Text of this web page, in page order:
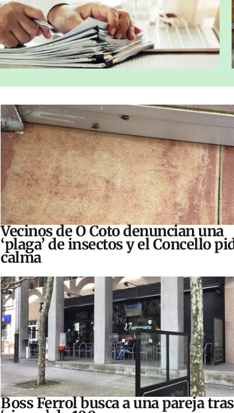
Vecinos de O Coto denuncian una
‘plaga’ de insectos y el Concello
calma
Boss Ferrol busca a una pareja